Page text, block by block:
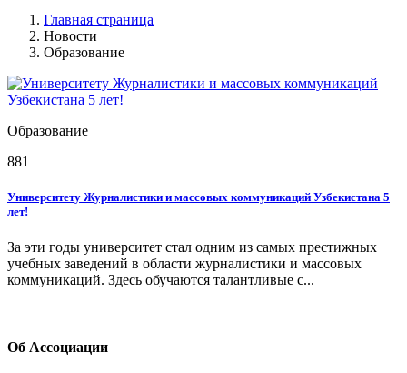
Главная страница
Новости
Образование
Образование
881
Университету Журналистики и массовых коммуникаций Узбекистана 5
лет!
За эти годы университет стал одним из самых престижных
учебных заведений в области журналистики и массовых
коммуникаций. Здесь обучаются талантливые с...
Об Ассоциации